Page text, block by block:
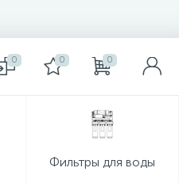
0 0 0
Фильтры для воды